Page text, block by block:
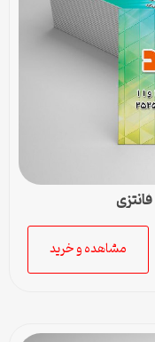
مشاهده و خرید